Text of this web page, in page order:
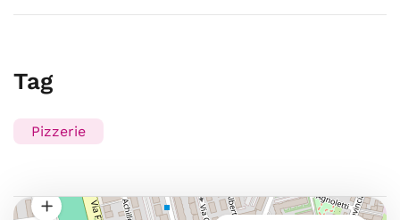
Tag
Pizzerie